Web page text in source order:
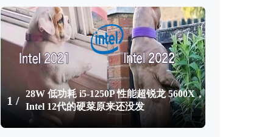
1 /
28W 低功耗 i5-1250P 性能超锐龙 5600X，
Intel 12代的硬菜原来还没发